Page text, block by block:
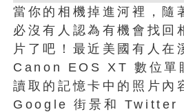
當你的相機掉進河裡，隨
必沒有人認為有機會找回
片了吧！最近美國有人在
Canon EOS XT 數位單
讀取的記憶卡中的照片內
Google 街景和 Twitter